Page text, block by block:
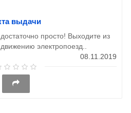
выдачи
просто! Выходите из
электропоезд..
08.11.2019